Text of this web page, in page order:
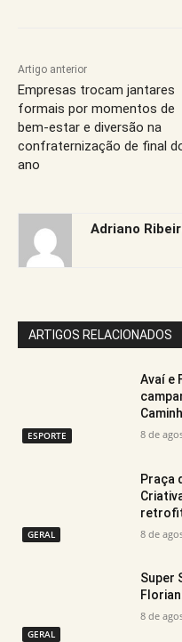
Artigo anterior
Empresas trocam jantares
formais por momentos de
bem-estar e diversão na
confraternização de final
ano
Adriano
ARTIGOS RELACIONADOS
ESPORTE
Avaí e
8 de
GERAL
Praça
8 de
GERAL
Super
8 de